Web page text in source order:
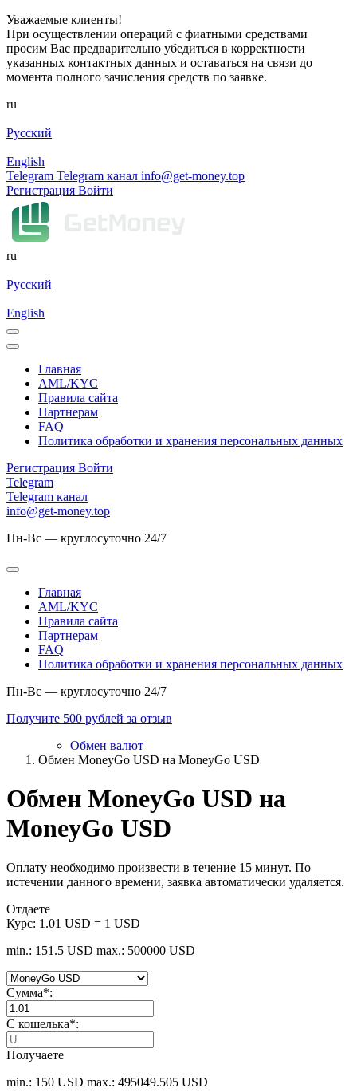
Уважаемые клиенты!
При осуществлении операций с фиатными средствами
просим Вас предварительно убедиться в корректности
указанных контактных данных и оставаться на связи до
момента полного зачисления средств по заявке.
ru
Русский
English
Telegram Telegram канал info@get-money.top
Регистрация Войти
ru
Русский
English
Главная
AML/KYC
Правила сайта
Партнерам
FAQ
Политика обработки и хранения персональных данных
Регистрация Войти
Telegram
Telegram канал
info@get-money.top
Пн-Вс — круглосуточно 24/7
Главная
AML/KYC
Правила сайта
Партнерам
FAQ
Политика обработки и хранения персональных данных
Пн-Вс — круглосуточно 24/7
Получите 500 рублей за отзыв
Обмен валют
Обмен MoneyGo USD на MoneyGo USD
Обмен MoneyGo USD на
MoneyGo USD
Оплату необходимо произвести в течение 15 минут. По
истечении данного времени, заявка автоматически удаляется.
Отдаете
Курс: 1.01 USD = 1 USD
min.: 151.5 USD max.: 500000 USD
Сумма*:
C кошелька*:
Получаете
min.: 150 USD max.: 495049.505 USD